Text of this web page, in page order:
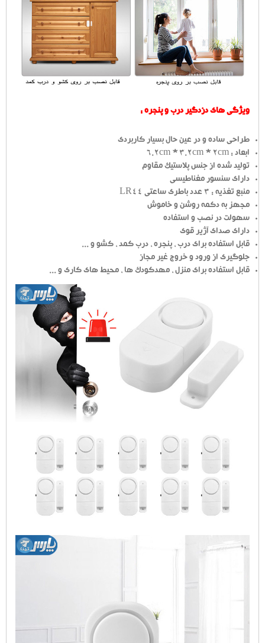
ویژگی های دزدگیر درب و پنجره :
طراحی ساده و در عین حال بسیار کاربردی
ابعاد : 6.2cm * 3.2cm * 2cm
تولید شده از جنس پلاستیک مقاوم
دارای سنسور مغناطیسی
منبع تغذیه : 3 عدد باطری ساعتی LR44
مجهز به دکمه روشن و خاموش
سهولت در نصب و استفاده
دارای صدای آژیر قوی
قابل استفاده برای درب ، پنجره ، درب کمد ، کشو و ...
جلوگیری از ورود و خروج غیر مجاز
قابل استفاده برای منزل ، مهدکودک ها ، محیط های کاری و ...